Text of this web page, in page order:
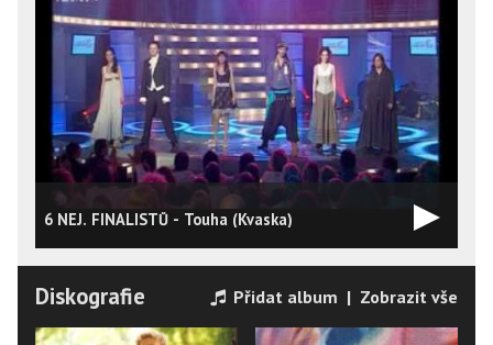
6 NEJ. FINALISTŮ - Touha (Kvaska)
Diskografie Přidat album | Zobrazit vše